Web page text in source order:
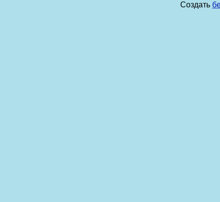
Создать